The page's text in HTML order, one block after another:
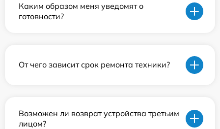
Каким образом меня уведомят о
готовности?
От чего зависит срок ремонта техники?
Возможен ли возврат устройства третьим
лицом?